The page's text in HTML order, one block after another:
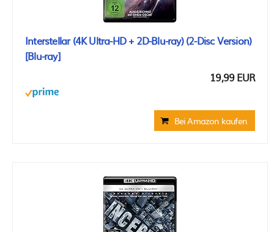
Interstellar (4K Ultra-HD + 2D-Blu-ray) (2-Disc Version)
[Blu-ray]
19,99 EUR
Bei Amazon kaufen